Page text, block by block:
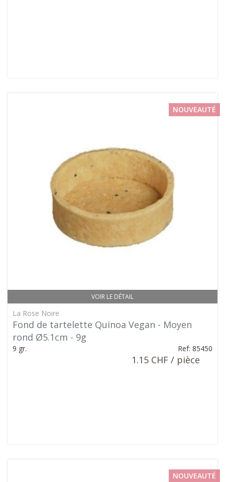
VOIR LE DÉTAIL
NOUVEAUTÉ
La Rose Noire
Fond de tartelette Quinoa Vegan - Moyen
rond Ø5.1cm - 9g
9 gr. Ref: 85450
1.15 CHF / pièce
NOUVEAUTÉ